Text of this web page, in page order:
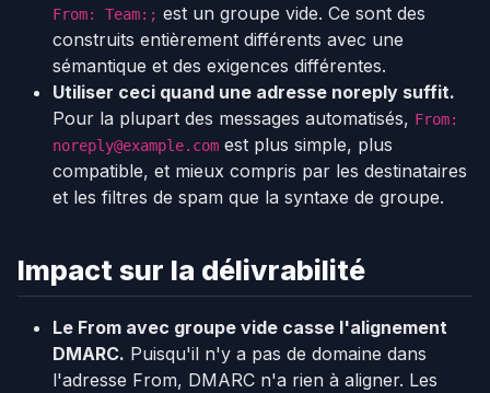
From: Team:; est un groupe vide. Ce sont des
construits entièrement différents avec une
sémantique et des exigences différentes.
Utiliser ceci quand une adresse noreply suffit.
Pour la plupart des messages automatisés, From:
noreply@example.com est plus simple, plus
compatible, et mieux compris par les destinataires
et les filtres de spam que la syntaxe de groupe.
Impact sur la délivrabilité
Le From avec groupe vide casse l'alignement
DMARC. Puisqu'il n'y a pas de domaine dans
l'adresse From, DMARC n'a rien à aligner. Les